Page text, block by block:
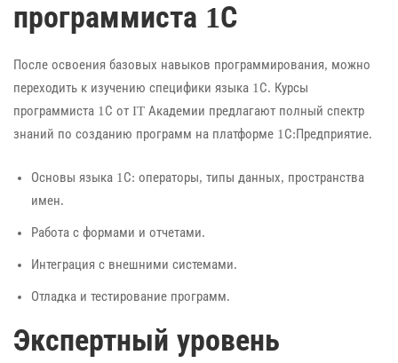
программиста 1С
После освоения базовых навыков программирования, можно
переходить к изучению специфики языка 1С. Курсы
программиста 1С от IT Академии предлагают полный спектр
знаний по созданию программ на платформе 1С:Предприятие.
Основы языка 1С: операторы, типы данных, пространства
имен.
Работа с формами и отчетами.
Интеграция с внешними системами.
Отладка и тестирование программ.
Экспертный уровень